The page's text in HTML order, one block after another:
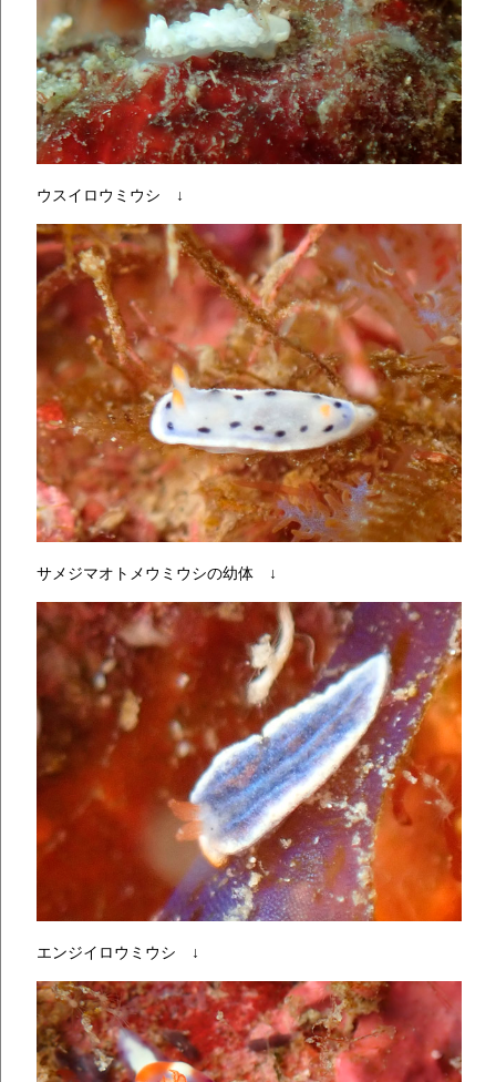
ウスイロウミウシ ↓
サメジマオトメウミウシの幼体 ↓
エンジイロウミウシ ↓